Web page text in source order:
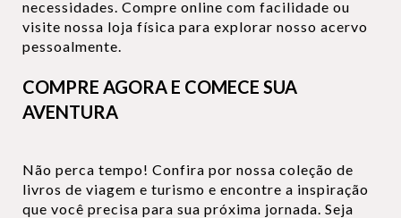
necessidades. Compre online com facilidade ou
visite nossa loja física para explorar nosso acervo
pessoalmente.
COMPRE AGORA E COMECE SUA
AVENTURA
Não perca tempo! Confira por nossa coleção de
livros de viagem e turismo e encontre a inspiração
que você precisa para sua próxima jornada. Seja